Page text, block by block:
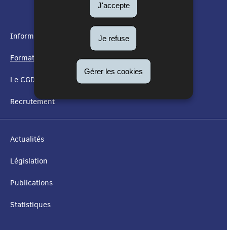
J'accepte
Je refuse
Gérer les cookies
MENU
DE
NAVIGATION
Informations utiles
Formation
Le CGDIS
Recrutement
Actualités
Législation
Publications
Statistiques